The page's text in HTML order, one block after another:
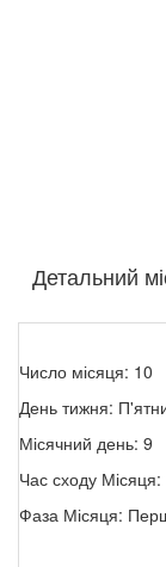
Детальний
Число місяця: 10
День тижня:
Місячний день: 9
Час сходу
Фаза Місяця: